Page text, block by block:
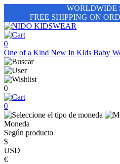
WORLDWIDE
FREE SHIPPING ON
0
One of a Kind New In Kids Baby
0
0
Moneda
Según producto
$
USD
€